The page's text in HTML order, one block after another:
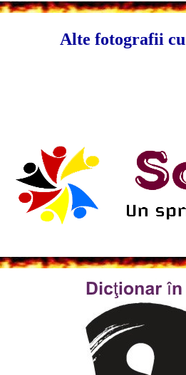
Alte fotografii